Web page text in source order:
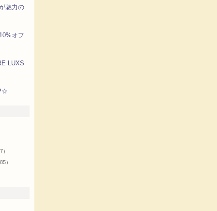
魅力の
オフ
LUXS
）
）